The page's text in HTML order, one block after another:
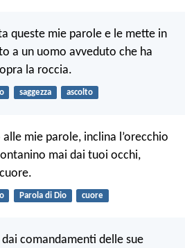
queste mie parole e le mette in
a un uomo avveduto che ha
la roccia.
saggezza ascolto
alle mie parole, inclina l’orecchio
mai dai tuoi occhi,
Parola di Dio cuore
comandamenti delle sue